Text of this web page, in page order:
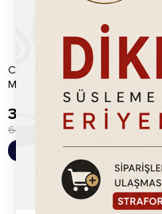
Chocoworld Tutti Furitti
Marshmallow 1kg
399.20 TL
600.00
Sepete Ekle